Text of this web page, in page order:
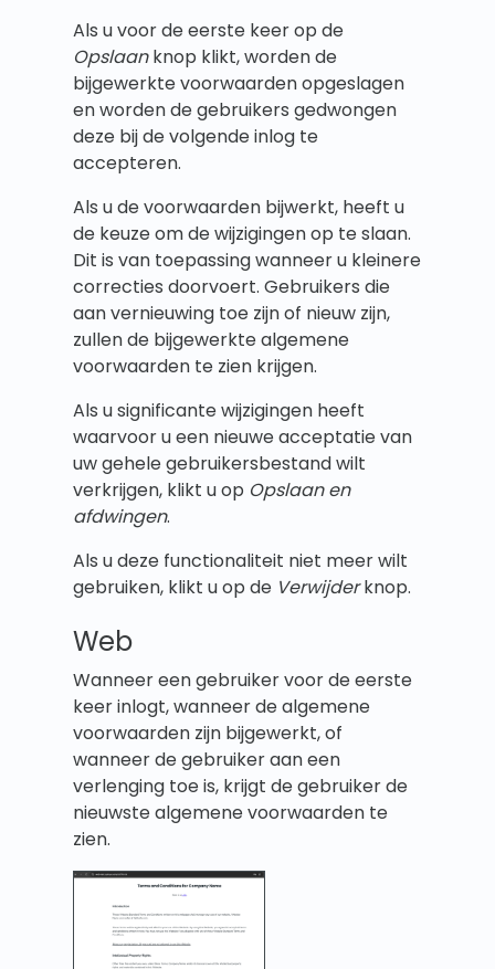
Als u voor de eerste keer op de
Opslaanknop klikt, worden de
bijgewerkte voorwaarden opgeslagen
en worden de gebruikers gedwongen
deze bij de volgende inlog te
accepteren.
Als u de voorwaarden bijwerkt, heeft u
de keuze om de wijzigingen op te slaan.
Dit is van toepassing wanneer u kleinere
correcties doorvoert. Gebruikers die
aan vernieuwing toe zijn of nieuw zijn,
zullen de bijgewerkte algemene
voorwaarden te zien krijgen.
Als u significante wijzigingen heeft
waarvoor u een nieuwe acceptatie van
uw gehele gebruikersbestand wilt
verkrijgen, klikt u op Opslaan en
afdwingen.
Als u deze functionaliteit niet meer wilt
gebruiken, klikt u op de Verwijderknop.
Web
Wanneer een gebruiker voor de eerste
keer inlogt, wanneer de algemene
voorwaarden zijn bijgewerkt, of
wanneer de gebruiker aan een
verlenging toe is, krijgt de gebruiker de
nieuwste algemene voorwaarden te
zien.